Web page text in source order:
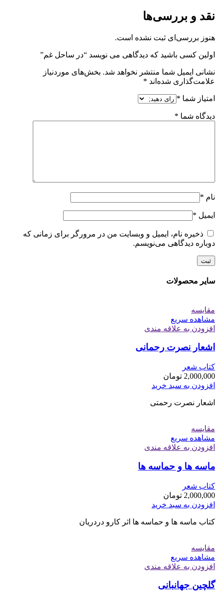
نقد و بررسی‌ها
هنوز بررسی‌ای ثبت نشده است.
اولین کسی باشید که دیدگاهی می نویسد “در ساحل غم”
نشانی ایمیل شما منتشر نخواهد شد. بخش‌های موردنیاز
علامت‌گذاری شده‌اند *
امتیاز شما *
دیدگاه شما *
نام *
ایمیل *
ذخیره نام، ایمیل و وبسایت من در مرورگر برای زمانی که
دوباره دیدگاهی می‌نویسم.
سایر محصولات
مقایسه
مشاهده سریع
افزودن به علاقه مندی
اشعار نصرت رحمانی
کتاب شعر
2,000,000 تومان
افزودن به سبد خرید
اشعار نصرت رحمتی
مقایسه
مشاهده سریع
افزودن به علاقه مندی
ماسه ها و حماسه ها
کتاب شعر
2,000,000 تومان
افزودن به سبد خرید
کتاب ماسه ها و حماسه ها اثر کارو دردریان
مقایسه
مشاهده سریع
افزودن به علاقه مندی
گلچین جهانبانی